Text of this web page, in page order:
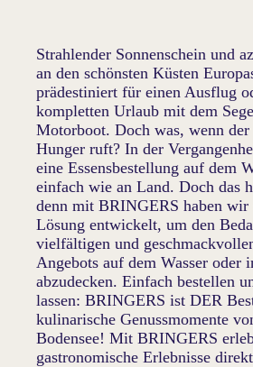
Strahlender Sonnenschein und
an den schönsten Küsten
prädestiniert für einen Ausflug
kompletten Urlaub mit dem
Motorboot. Doch was, wenn
Hunger ruft? In der
eine Essensbestellung auf dem
einfach wie an Land. Doch das
denn mit BRINGERS haben
Lösung entwickelt, um den
vielfältigen und
Angebots auf dem Wasser oder
abzudecken. Einfach bestellen
lassen: BRINGERS ist DER
kulinarische Genussmomente
Bodensee! Mit BRINGERS
gastronomische Erlebnisse